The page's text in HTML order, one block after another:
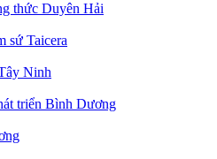
thức Duyên Hải
sứ Taicera
Ninh
triển Bình Dương